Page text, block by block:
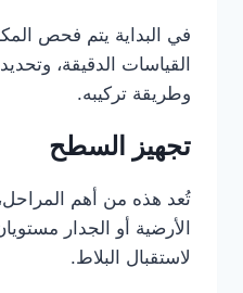
في البداية يتم فحص
القياسات الدقيقة،
وطريقة تركيبه.
تجهيز السطح
تُعد هذه من أهم
الأرضية أو الجدار
لاستقبال البلاط.